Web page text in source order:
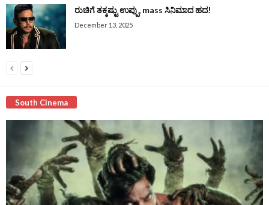
ರುಚಿಗೆ ತಕ್ಕಷ್ಟು ಉಪ್ಪು, mass ಸಿನಿಮಾದ ಹದ!
December 13, 2025
South Cinema